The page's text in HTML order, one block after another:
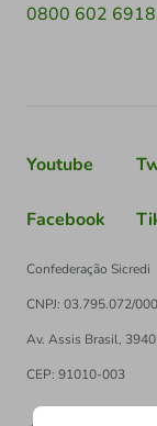
0800 602 6918
Youtube
Facebook
Confederação Sicredi
CNPJ: 03.795.072/
Av. Assis Brasil,
CEP: 91010-003